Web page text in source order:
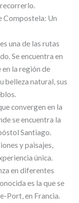
Compostela: Un
una de las rutas
Se encuentra en
en la región de
belleza natural, sus
convergen en la
se encuentra la
Santiago.
y paisajes,
única.
en diferentes
es la que se
Port, en Francia.